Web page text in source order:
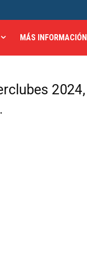
MÁS INFORMACIÓN
2024,